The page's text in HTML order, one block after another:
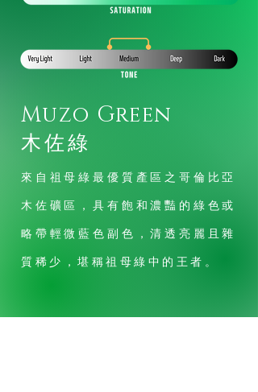
Muzo Green
​木佐綠
來自祖母綠最優質產區之哥倫比亞
木佐礦區，具有飽和濃豔的綠色或
略帶輕微藍色副色，清透亮麗且雜
質稀少，堪稱祖母綠中的王者。